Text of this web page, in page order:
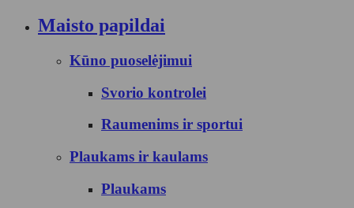
Maisto papildai
Kūno puoselėjimui
Svorio kontrolei
Raumenims ir sportui
Plaukams ir kaulams
Plaukams